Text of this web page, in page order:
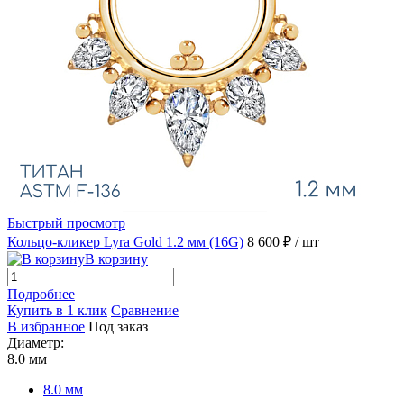
Быстрый просмотр
Кольцо-кликер Lyra Gold 1.2 мм (16G) 8 600 ₽ / шт
В корзину
Подробнее
Купить в 1 клик Сравнение
В избранное Под заказ
Диаметр:
8.0 мм
8.0 мм